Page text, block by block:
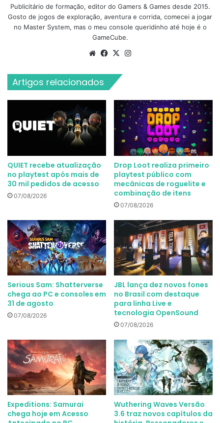
Publicitário de formação, editor do Gamers & Games desde 2015.
Gosto de jogos de exploração, aventura e corrida, comecei a jogar
no Master System, mas o meu console queridinho até hoje é o
GameCube.
WebsiteFacebook
X
Artigos relacionados
QUIET recebe atualização
no playtest após mais de
30 mil pedidos de acesso
07/08/2026
Drop Loot realiza primeiro
playtest público com
mecânicas de roguelite e
combinação de itens
07/08/2026
Serious Sam: Shatterverse
chega ao PC e consoles em
31 de agosto
07/08/2026
JBL lança dez novos fones
no Brasil com destaque
para linha Live e
tecnologia OpenSound
07/08/2026
Expeditions: Samurai
chega hoje em Acesso
Wuthering Waves Versão
3.6 traz novos capítulos da